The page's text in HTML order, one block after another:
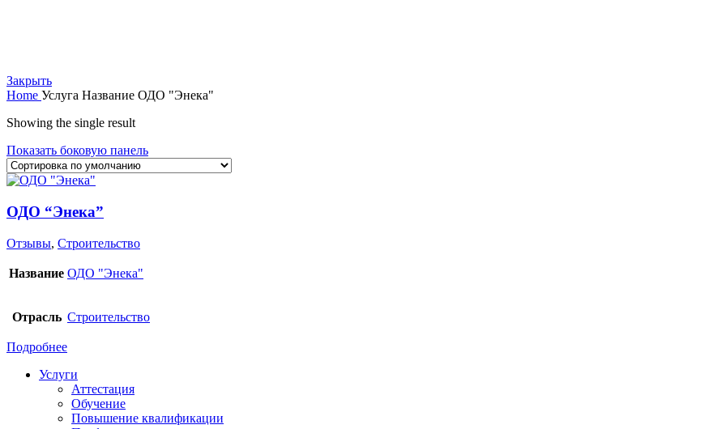
Закрыть
Home Услуга Название ОДО "Энека"
Showing the single result
Показать боковую панель
ОДО “Энека”
Отзывы, Строительство
Название ОДО "Энека"
Отрасль Строительство
Подробнее
Услуги
Аттестация
Обучение
Повышение квалификации